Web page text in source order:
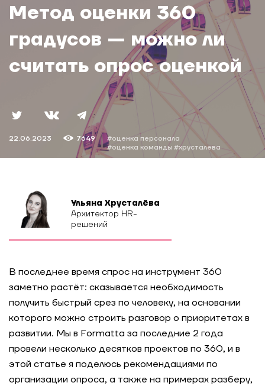
Метод оценки 360
градусов — можно ли
считать опрос оценкой
22.06.2023 7649
#оценка персонала
#оценка команды #хрусталева
Ульяна Хрусталёва
Архитектор HR-
решений
В последнее время спрос на инструмент 360
заметно растёт: сказывается необходимость
получить быстрый срез по человеку, на основании
которого можно строить разговор о приоритетах в
развитии. Мы в Formatta за последние 2 года
провели несколько десятков проектов по 360, и в
этой статье я поделюсь рекомендациями по
организации опроса, а также на примерах разберу,